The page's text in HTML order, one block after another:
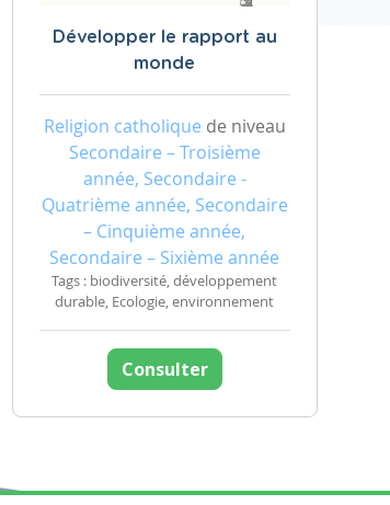
Développer le rapport au
monde
Religion catholique de niveau
Secondaire – Troisième
année, Secondaire -
Quatrième année, Secondaire
– Cinquième année,
Secondaire – Sixième année
Tags : biodiversité, développement
durable, Ecologie, environnement
Consulter